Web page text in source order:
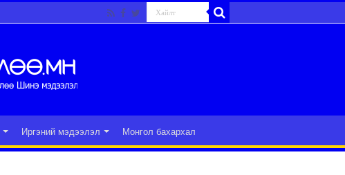
Иргэний мэдээлэл Монгол бахархал